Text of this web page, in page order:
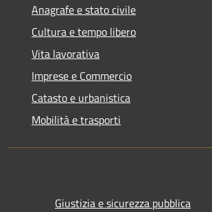
Anagrafe e stato civile
Cultura e tempo libero
Vita lavorativa
Imprese e Commercio
Catasto e urbanistica
Mobilità e trasporti
Giustizia e sicurezza pubblica